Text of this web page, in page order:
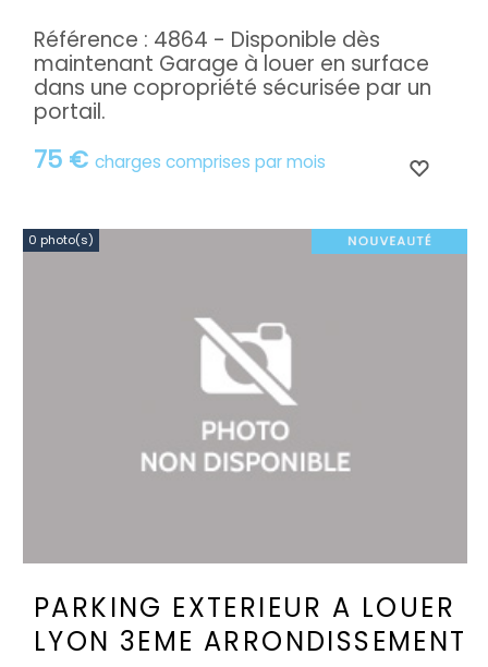
75 € charges comprises par mois
Référence : 4864 - Disponible dès
maintenant Garage à louer en surface
dans une copropriété sécurisée par un
portail.
0 photo(s)
PARKING EXTERIEUR A LOUER
LYON 3EME ARRONDISSEMENT